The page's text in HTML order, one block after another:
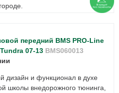
передний BMS PRO-Line
07-13 BMS060013
дизайн и функционал в духе
школы внедорожного тюнинга,